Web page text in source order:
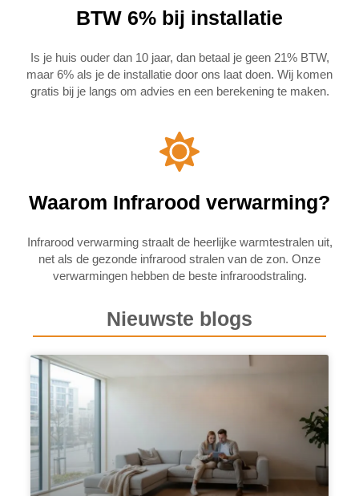
BTW 6% bij installatie
Is je huis ouder dan 10 jaar, dan betaal je geen 21% BTW,
maar 6% als je de installatie door ons laat doen. Wij komen
gratis bij je langs om advies en een berekening te maken.
Waarom Infrarood verwarming?
Infrarood verwarming straalt de heerlijke warmtestralen uit,
net als de gezonde infrarood stralen van de zon. Onze
verwarmingen hebben de beste infraroodstraling.
Nieuwste blogs